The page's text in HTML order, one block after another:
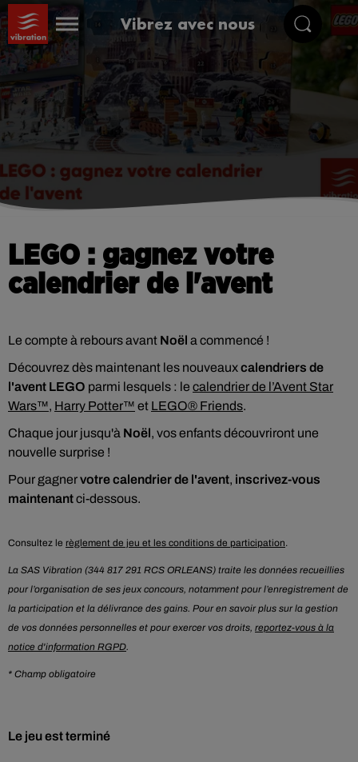
Vibrez avec nous
LEGO : gagnez votre
calendrier de l'avent
Le compte à rebours avant Noël a commencé !
Découvrez dès maintenant les nouveauxcalendriers de
l'avent LEGO parmi lesquels : le calendrier de l’Avent Star
Wars™, Harry Potter™ et LEGO® Friends.
Chaque jour jusqu'à Noël, vos enfants découvriront une
nouvelle surprise !
Pour gagnervotre calendrier de l'avent, inscrivez-vous
maintenantci-dessous.
Consultez le règlement de jeu et les conditions de participation.
La SAS Vibration (344 817 291 RCS ORLEANS) traite les données recueillies
pour l’organisation de ses jeux concours, notamment pour l’enregistrement de
la participation et la délivrance des gains. Pour en savoir plus sur la gestion
de vos données personnelles et pour exercer vos droits, reportez-vous à la
notice d'information RGPD.
* Champ obligatoire
Le jeu est terminé